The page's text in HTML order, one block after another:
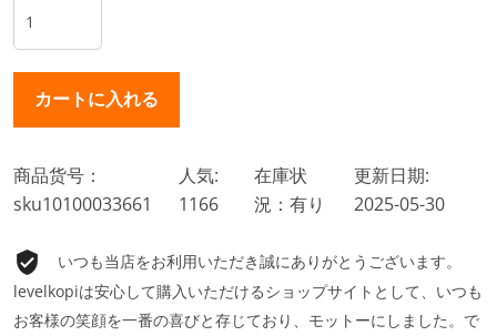
商品货号：
sku10100033661
人気:
1166
在庫状
況：有り
更新日期:
2025-05-30
いつも当店をお利用いただき誠にありがとうございます。
levelkopiは安心して購入いただけるショップサイトとして、いつも
お客様の笑顔を一番の喜びと存じており、モットーにしました。で